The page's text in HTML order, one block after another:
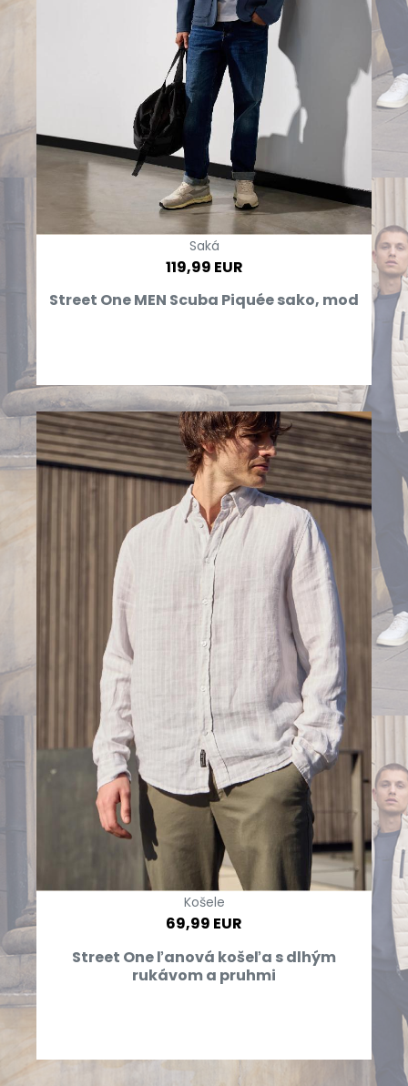
Saká
119,99 EUR
Street One MEN Scuba Piquée sako, mod
Košele
69,99 EUR
Street One ľanová košeľa s dlhým
rukávom a pruhmi